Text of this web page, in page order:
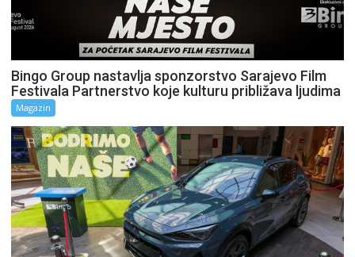
Bingo Group nastavlja sponzorstvo Sarajevo Film
Festivala Partnerstvo koje kulturu približava ljudima
Magazin